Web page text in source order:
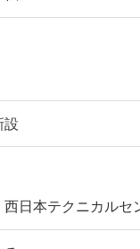
設
日本テクニカルセ